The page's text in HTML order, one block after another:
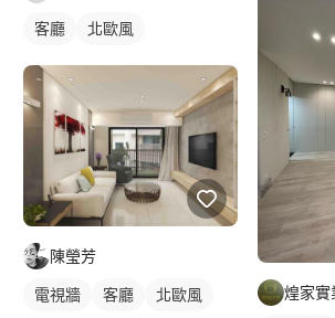
客廳 北歐風
陳瑩芳
電視牆 客廳 北歐風